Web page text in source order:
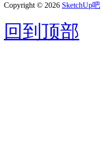
Copyright © 2026 SketchUp吧
回到顶部